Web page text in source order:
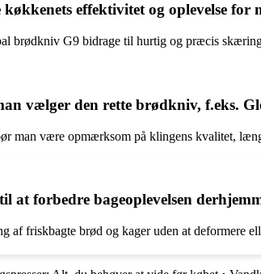
effektivitet og oplevelse for
brødkniv G9 bidrage til hurtig og præcis
vælger den rette brødkniv, f.eks.
man være opmærksom på klingens kvalitet,
forbedre bageoplevelsen
friskbagte brød og kager uden at deformere